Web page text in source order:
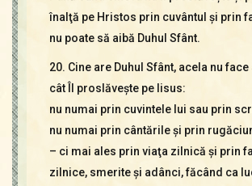
înalţă pe Hristos prin cuvântul şi prin
nu poate să aibă Duhul Sfânt.
20. Cine are Duhul Sfânt, acela nu
cât Îl proslăveşte pe Iisus:
nu numai prin cuvintele lui sau prin
nu numai prin cântările şi prin
– ci mai ales prin viaţa zilnică şi prin
zilnice, smerite şi adânci, făcând ca